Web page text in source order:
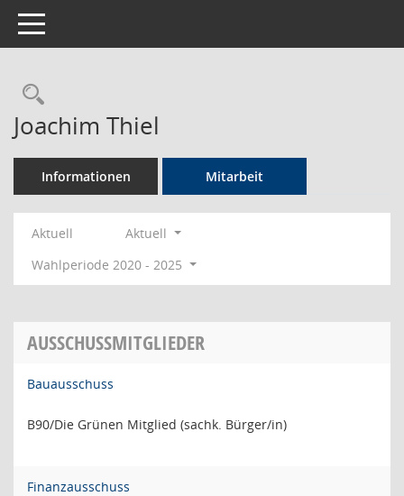
Toggle navigation
Rechercheauswahl
Joachim Thiel
Informationen Mitarbeit
Aktuell
Aktuell
Wahlperiode 2020 - 2025
AUSSCHUSSMITGLIEDER
Bauausschuss
B90/Die Grünen Mitglied (sachk. Bürger/in)
Finanzausschuss